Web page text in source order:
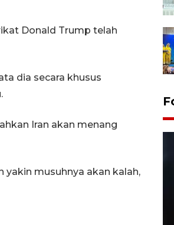
Donald Trump telah
dia secara khusus
Iran akan menang
yakin musuhnya akan kalah,